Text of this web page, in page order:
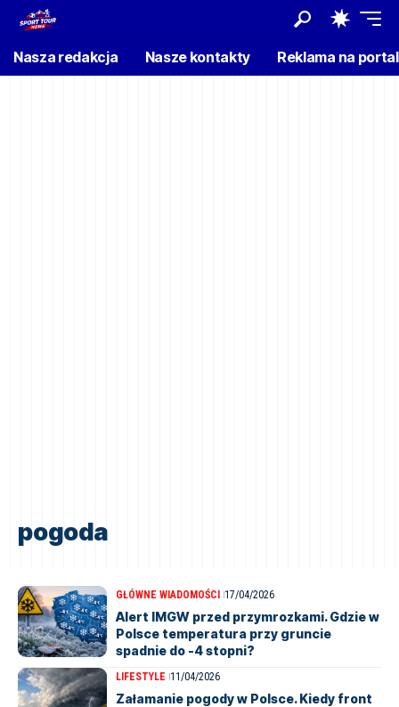
Nasza redakcja Nasze kontakty Reklama na
pogoda
GŁÓWNE WIADOMOŚCI 17/04/2026
Alert IMGW przed przymrozkami. Gdzie w
Polsce temperatura przy gruncie
spadnie do -4 stopni?
LIFESTYLE 11/04/2026
Załamanie pogody w Polsce. Kiedy front